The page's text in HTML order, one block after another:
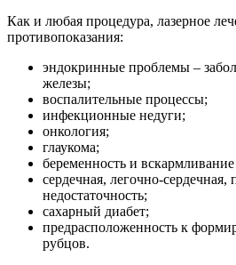
Как и любая процедура, лазерное
противопоказания:
эндокринные проблемы –
железы;
воспалительные процессы;
инфекционные недуги;
онкология;
глаукома;
беременность и
сердечная, легочно-сердечная,
недостаточность;
сахарный диабет;
предрасположенность к
рубцов.